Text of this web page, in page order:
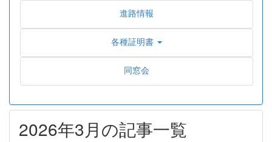
進路情報
各種証明書
同窓会
2026年3月の記事一覧